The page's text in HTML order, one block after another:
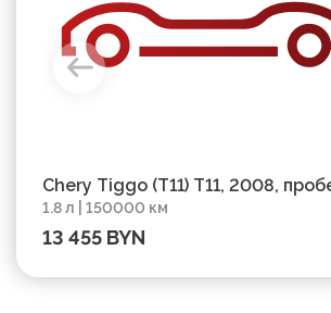
Chery Tiggo (T11) T11, 2008,
150000 км
1.8 л | 150000 км
13 455 BYN